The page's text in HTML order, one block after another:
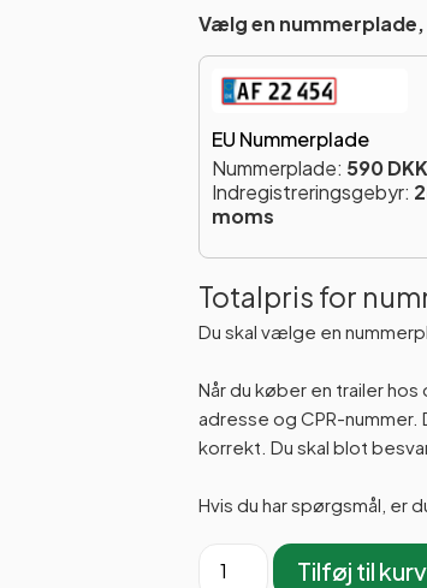
Vælg en
EU Nummerplade
Nummerplade: 590
Indregistreringsgebyr:
moms
Totalpris for
Du skal vælge en
Når du køber en trailer
adresse og CPR-
korrekt. Du skal blot
Hvis du har spørgsmål, er
Tilføj til kurv